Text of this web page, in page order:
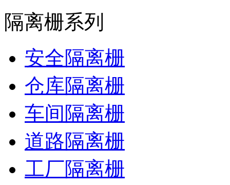
隔离栅系列
安全隔离栅
仓库隔离栅
车间隔离栅
道路隔离栅
工厂隔离栅